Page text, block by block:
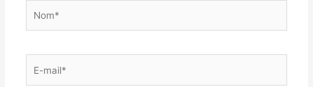
mail*